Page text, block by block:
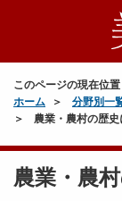
このページの現在位置
ホーム
分野別一
農業・農村の歴史
農業・農